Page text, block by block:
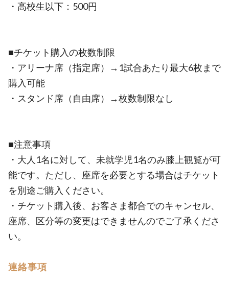
・高校生以下：500円
■チケット購入の枚数制限
・アリーナ席（指定席）→1試合あたり最大6枚まで
購入可能
・スタンド席（自由席）→枚数制限なし
■注意事項
・大人1名に対して、未就学児1名のみ膝上観覧が可
能です。ただし、座席を必要とする場合はチケット
を別途ご購入ください。
・チケット購入後、お客さま都合でのキャンセル、
座席、区分等の変更はできませんのでご了承くださ
い。
連絡事項